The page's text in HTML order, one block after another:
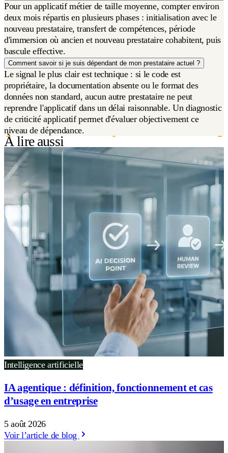
Pour un applicatif métier de taille moyenne, compter environ
deux mois répartis en plusieurs phases : initialisation avec le
nouveau prestataire, transfert de compétences, période
d'immersion où ancien et nouveau prestataire cohabitent, puis
bascule effective.
Comment savoir si je suis dépendant de mon prestataire actuel ?
Le signal le plus clair est technique : si le code est
propriétaire, la documentation absente ou le format des
données non standard, aucun autre prestataire ne peut
reprendre l'applicatif dans un délai raisonnable. Un diagnostic
de criticité applicatif permet d'évaluer objectivement ce
niveau de dépendance.
À lire aussi
Intelligence artificielle
IA agentique : définition, fonctionnement et cas
d’usage en entreprise
5 août 2026
Voir l’article de blog